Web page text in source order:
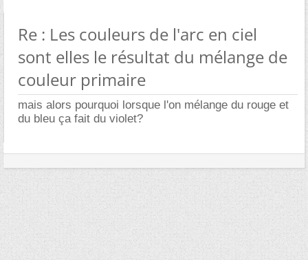
Re : Les couleurs de l'arc en ciel
sont elles le résultat du mélange de
couleur primaire
mais alors pourquoi lorsque l'on mélange du rouge et
du bleu ça fait du violet?